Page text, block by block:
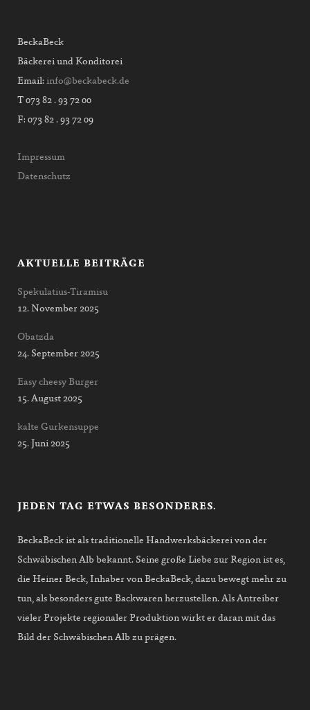
BeckaBeck
Bäckerei und Konditorei
Email: info@beckabeck.de
T 073 82 . 93 72 00
F: 073 82 . 93 72 09
Impressum
Datenschutz
AKTUELLE BEITRÄGE
Spekulatius-Tiramisu
12. November 2025
Obatzda
24. September 2025
Easy cheesy Burger
15. August 2025
kalte Gurkensuppe
25. Juni 2025
JEDEN TAG ETWAS BESONDERES.
BeckaBeck ist als traditionelle Handwerksbäckerei von der
Schwäbischen Alb bekannt. Seine große Liebe zur Region ist es,
die Heiner Beck, Inhaber von BeckaBeck, dazu bewegt mehr zu
tun, als besonders gute Backwaren herzustellen. Als Antreiber
vieler Projekte regionaler Produktion wirkt er daran mit das
Bild der Schwäbischen Alb zu prägen.